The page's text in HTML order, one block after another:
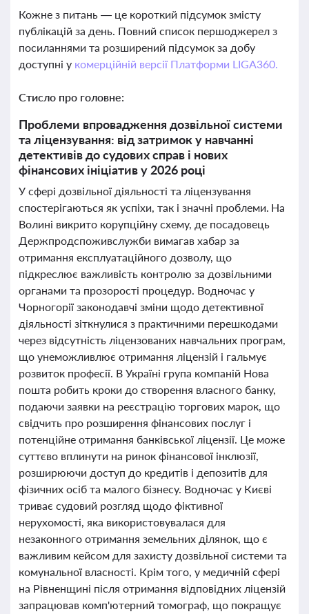
Кожне з питань — це короткий підсумок змісту
публікацій за день. Повний список першоджерел з
посиланнями та розширений підсумок за добу
доступні у комерційній версії Платформи LIGA360.
Стисло про головне:
Проблеми впровадження дозвільної системи
та ліцензування: від затримок у навчанні
детективів до судових справ і нових
фінансових ініціатив у 2026 році
У сфері дозвільної діяльності та ліцензування
спостерігаються як успіхи, так і значні проблеми. На
Волині викрито корупційну схему, де посадовець
Держпродспоживслужби вимагав хабар за
отримання експлуатаційного дозволу, що
підкреслює важливість контролю за дозвільними
органами та прозорості процедур. Водночас у
Чорногорії законодавчі зміни щодо детективної
діяльності зіткнулися з практичними перешкодами
через відсутність ліцензованих навчальних програм,
що унеможливлює отримання ліцензій і гальмує
розвиток професії. В Україні група компаній Нова
пошта робить кроки до створення власного банку,
подаючи заявки на реєстрацію торгових марок, що
свідчить про розширення фінансових послуг і
потенційне отримання банківської ліцензії. Це може
суттєво вплинути на ринок фінансової інклюзії,
розширюючи доступ до кредитів і депозитів для
фізичних осіб та малого бізнесу. Водночас у Києві
триває судовий розгляд щодо фіктивної
нерухомості, яка використовувалася для
незаконного отримання земельних ділянок, що є
важливим кейсом для захисту дозвільної системи та
комунальної власності. Крім того, у медичній сфері
на Рівненщині після отримання відповідних ліцензій
запрацював комп'ютерний томограф, що покращує